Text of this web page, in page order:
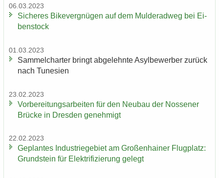
06.03.2023
Si­che­res Bi­ke­ver­gnü­gen auf dem Mul­derad­weg bei Ei­
ben­stock
01.03.2023
Sam­mel­char­ter bringt ab­ge­lehn­te Asyl­be­wer­ber zu­rück
nach Tu­ne­si­en
23.02.2023
Vor­be­rei­tungs­ar­bei­ten für den Neu­bau der Nos­se­ner
Brü­cke in Dres­den ge­neh­migt
22.02.2023
Ge­plan­tes In­dus­trie­ge­biet am Gro­ßen­hai­ner Flug­platz:
Grund­stein für Elek­tri­fi­zie­rung ge­legt